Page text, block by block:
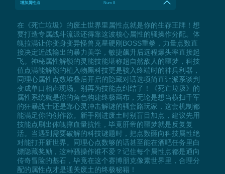
增加属性点 Num 8
在《死亡垃圾》的废土世界里属性点就是你的生存王牌！想
要打造专属战斗流派还得靠这波核心属性的骚操作分配。体
魄拉满让你变身变异怪兽克星硬刚BOSS重拳，力量点数直
接决定近战输出的暴力美学，敏捷飙升后远程爆头率直接起
飞。神秘属性解锁的灵能技能堪称超自然敌人的噩梦，科技
值点满能解锁的植入物黑科技更是骇入终端时的神兵利器，
同理心属性点数堆叠后开启的隐藏对话选项简直让派系谈判
变成单口相声现场。别再为技能点纠结了！《死亡垃圾》的
属性系统就是你的角色构建终极画布，无论是想当横扫千军
的狂暴战士还是靠心灵冲击解谜的骚套路玩家，这套机制都
能满足你的创作欲。新手刚进废土时别盲目加点，建议先用
技能点刷出体魄撑血量抗性，毕竟肝帝的噩梦就是反复复
活。当遇到需要破解的科技谜题时，把点数砸向科技属性绝
对能打开新世界。同理心点数够的话甚至能在酒吧任务里白
嫖隐藏奖励，这种骚操作谁不爱？记住每个属性点都是通向
传奇冒险的基石，毕竟在这个赛博朋克像素世界里，合理分
配的属性点才是通关废土的终极秘籍！